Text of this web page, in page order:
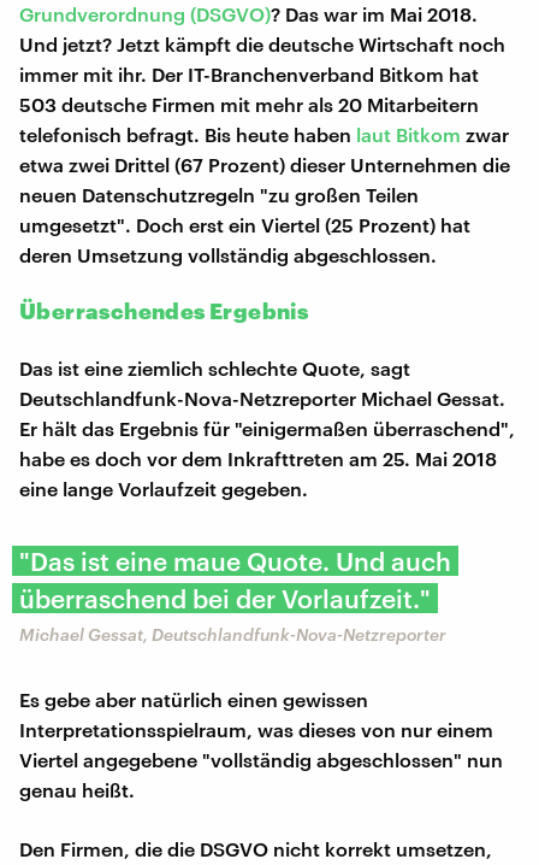
Grundverordnung (DSGVO)? Das war im Mai 2018.
Und jetzt? Jetzt kämpft die deutsche Wirtschaft noch
immer mit ihr. Der IT-Branchenverband Bitkom hat
503 deutsche Firmen mit mehr als 20 Mitarbeitern
telefonisch befragt. Bis heute haben laut Bitkom zwar
etwa zwei Drittel (67 Prozent) dieser Unternehmen die
neuen Datenschutzregeln "zu großen Teilen
umgesetzt". Doch erst ein Viertel (25 Prozent) hat
deren Umsetzung vollständig abgeschlossen.
Überraschendes Ergebnis
Das ist eine ziemlich schlechte Quote, sagt
Deutschlandfunk-Nova-Netzreporter Michael Gessat.
Er hält das Ergebnis für "einigermaßen überraschend",
habe es doch vor dem Inkrafttreten am 25. Mai 2018
eine lange Vorlaufzeit gegeben.
"Das ist eine maue Quote. Und auch
überraschend bei der Vorlaufzeit."
Michael Gessat, Deutschlandfunk-Nova-Netzreporter
Es gebe aber natürlich einen gewissen
Interpretationsspielraum, was dieses von nur einem
Viertel angegebene "vollständig abgeschlossen" nun
genau heißt.
Den Firmen, die die DSGVO nicht korrekt umsetzen,